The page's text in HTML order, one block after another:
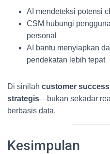
AI mendeteksi potensi
CSM hubungi
personal
AI bantu menyiapkan
pendekatan lebih tepat
Di sinilah customer
strategis—bukan sekadar
berbasis data.
Kesimpulan